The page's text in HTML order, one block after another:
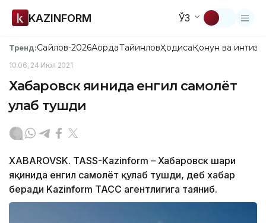
KAZINFORM ЎЗ
Тренд:Сайлов-2026АқордаТайинловҲодисаҚонун ва
10:06, 24 Июл 2021
Хабаровск яқинида енгил самолёт
қулаб тушди
XABAROVSK. TASS-Kazinform – Хабаровск шаҳри
яқинида енгил самолёт қулаб тушди, деб хабар
беради Kazinform ТАСС агентлигига таяниб.